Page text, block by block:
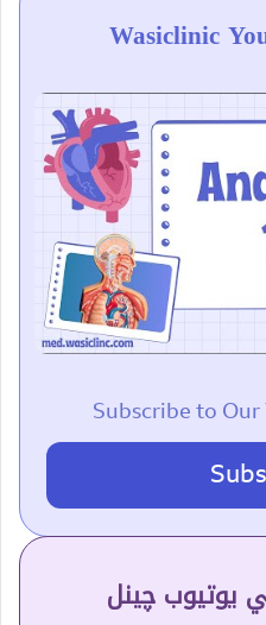
Wasiclinic
Subscribe to
یوتیوب چینل